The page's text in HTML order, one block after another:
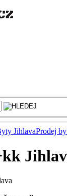
JihlavaProdej